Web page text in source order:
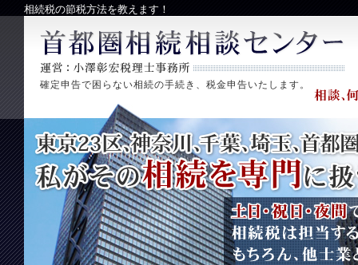
相続税の節税方法を教えます！
確定申告で困らない相続の手続き、税金申告いたします。